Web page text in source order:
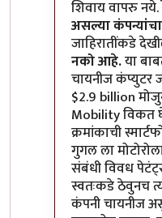
शिवाय वापरु नये.
असल्या
जाहिरातींकडे
नको आहे.या
चायनीज
$2.9 billion
Mobility विकत
क्रमांकाची
गुगल ला
संबंधी विवध
स्वतःकडे ठेवुनच
कंपनी चायनीज